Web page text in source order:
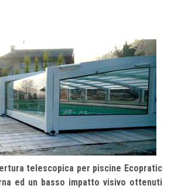
telescopica per piscine Ecopratic
ed un basso impatto visivo ottenuti